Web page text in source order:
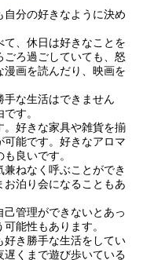
分の好きなように決め
、休日は好きなことを
ごろ過ごしていても、怒
漫画を読んだり、映画を
な生活はできません
す。
。好きな家具や雑貨を揃
可能です。好きなアロマ
良いです。
ねなく呼ぶことができ
お泊り会になることもあ
己管理ができないとあっ
能性もあります。
好き勝手な生活をしてい
くまで遊び歩いている